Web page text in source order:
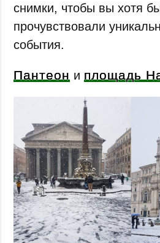
снимки, чтобы вы хотя
прочувствовали
события.
Пантеон и площадь